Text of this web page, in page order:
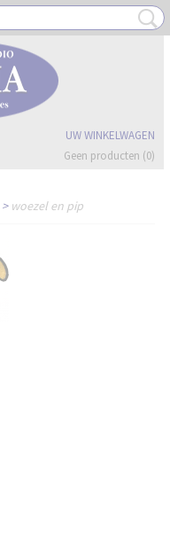
UW WINKELWAGEN
Geen producten (0)
> woezel en pip